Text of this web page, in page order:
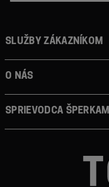
Služby zákazníkom
O nás
Sprievodca šperkami